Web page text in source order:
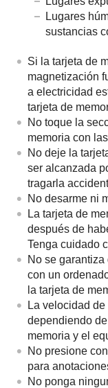
Lugares
sustancias
Si la tarjeta de
magnetización
a electricidad
tarjeta de
No toque la
memoria con
No deje la
ser alcanzada
tragarla
No desarme ni
La tarjeta de
después de
Tenga cuidado
No se
con un
la tarjeta de
La velocidad
dependiendo
memoria y el
No presione
para
No ponga